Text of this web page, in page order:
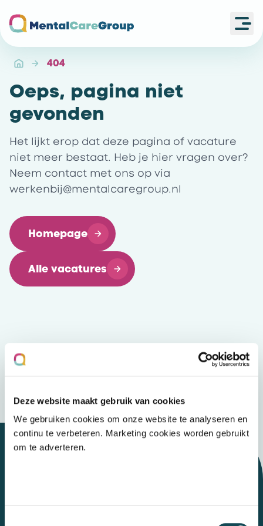
Deze website maakt gebruik van cookies
We gebruiken cookies om onze website te analyseren en
continu te verbeteren. Marketing cookies worden gebruikt
om te adverteren.
404
Oeps, pagina niet
gevonden
Het lijkt erop dat deze pagina of vacature
niet meer bestaat. Heb je hier vragen over?
Neem contact met ons op via
werkenbij@mentalcaregroup.nl
Homepage
Alle vacatures